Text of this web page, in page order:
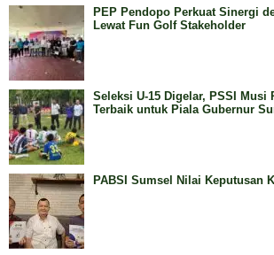
PEP Pendopo Perkuat Sinergi
Lewat Fun Golf Stakeholder
Seleksi U-15 Digelar, PSSI Musi
Terbaik untuk Piala Gubernur
PABSI Sumsel Nilai Keputusan